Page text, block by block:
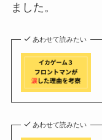
ました。
あわせて読みたい
あわせて読みたい